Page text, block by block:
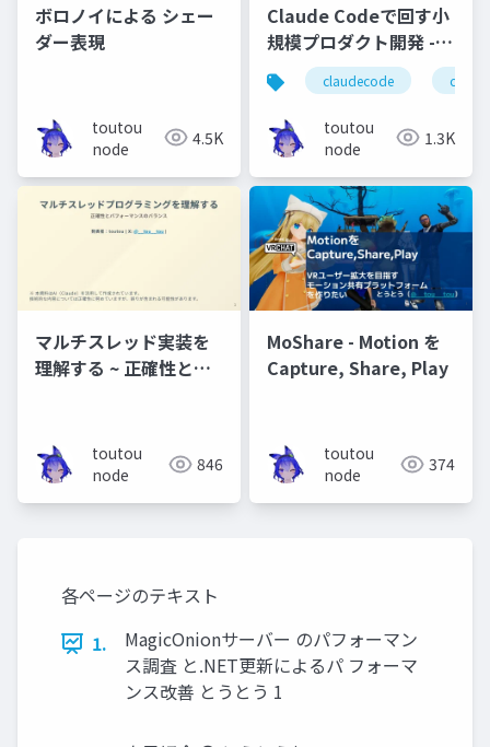
ボロノイによる シェー
ダー表現
toutou
node
4.5K
Claude Codeで回す小
規模プロダクト開発 -
要求整理からリリース
までやってみた
claudecode claude
toutou
node
1.3K
マルチスレッド実装を
理解する ~ 正確性とパ
toutou
node
846
MoShare - Motion を
Capture, Share, Play
toutou
node
374
各ページのテキスト
1.
MagicOnionサーバー のパフォーマン
ス調査 と.NET更新によるパ フォーマ
ンス改善 とうとう 1